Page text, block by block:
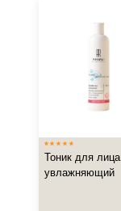
Россия
Показать еще
Тоник для лица
увлажняющий